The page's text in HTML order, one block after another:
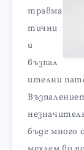
травма
тични
и
възпал
ителни
бъде много